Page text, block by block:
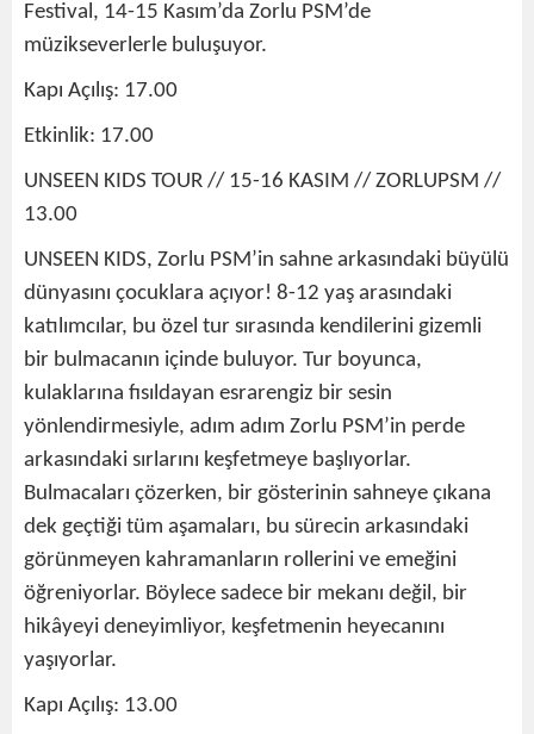
Festival, 14-15 Kasım’da Zorlu PSM’de
müzikseverlerle buluşuyor.
Kapı Açılış: 17.00
Etkinlik: 17.00
UNSEEN KIDS TOUR // 15-16 KASIM // ZORLUPSM //
13.00
UNSEEN KIDS, Zorlu PSM’in sahne arkasındaki büyülü
dünyasını çocuklara açıyor! 8-12 yaş arasındaki
katılımcılar, bu özel tur sırasında kendilerini gizemli
bir bulmacanın içinde buluyor. Tur boyunca,
kulaklarına fısıldayan esrarengiz bir sesin
yönlendirmesiyle, adım adım Zorlu PSM’in perde
arkasındaki sırlarını keşfetmeye başlıyorlar.
Bulmacaları çözerken, bir gösterinin sahneye çıkana
dek geçtiği tüm aşamaları, bu sürecin arkasındaki
görünmeyen kahramanların rollerini ve emeğini
öğreniyorlar. Böylece sadece bir mekanı değil, bir
hikâyeyi deneyimliyor, keşfetmenin heyecanını
yaşıyorlar.
Kapı Açılış: 13.00